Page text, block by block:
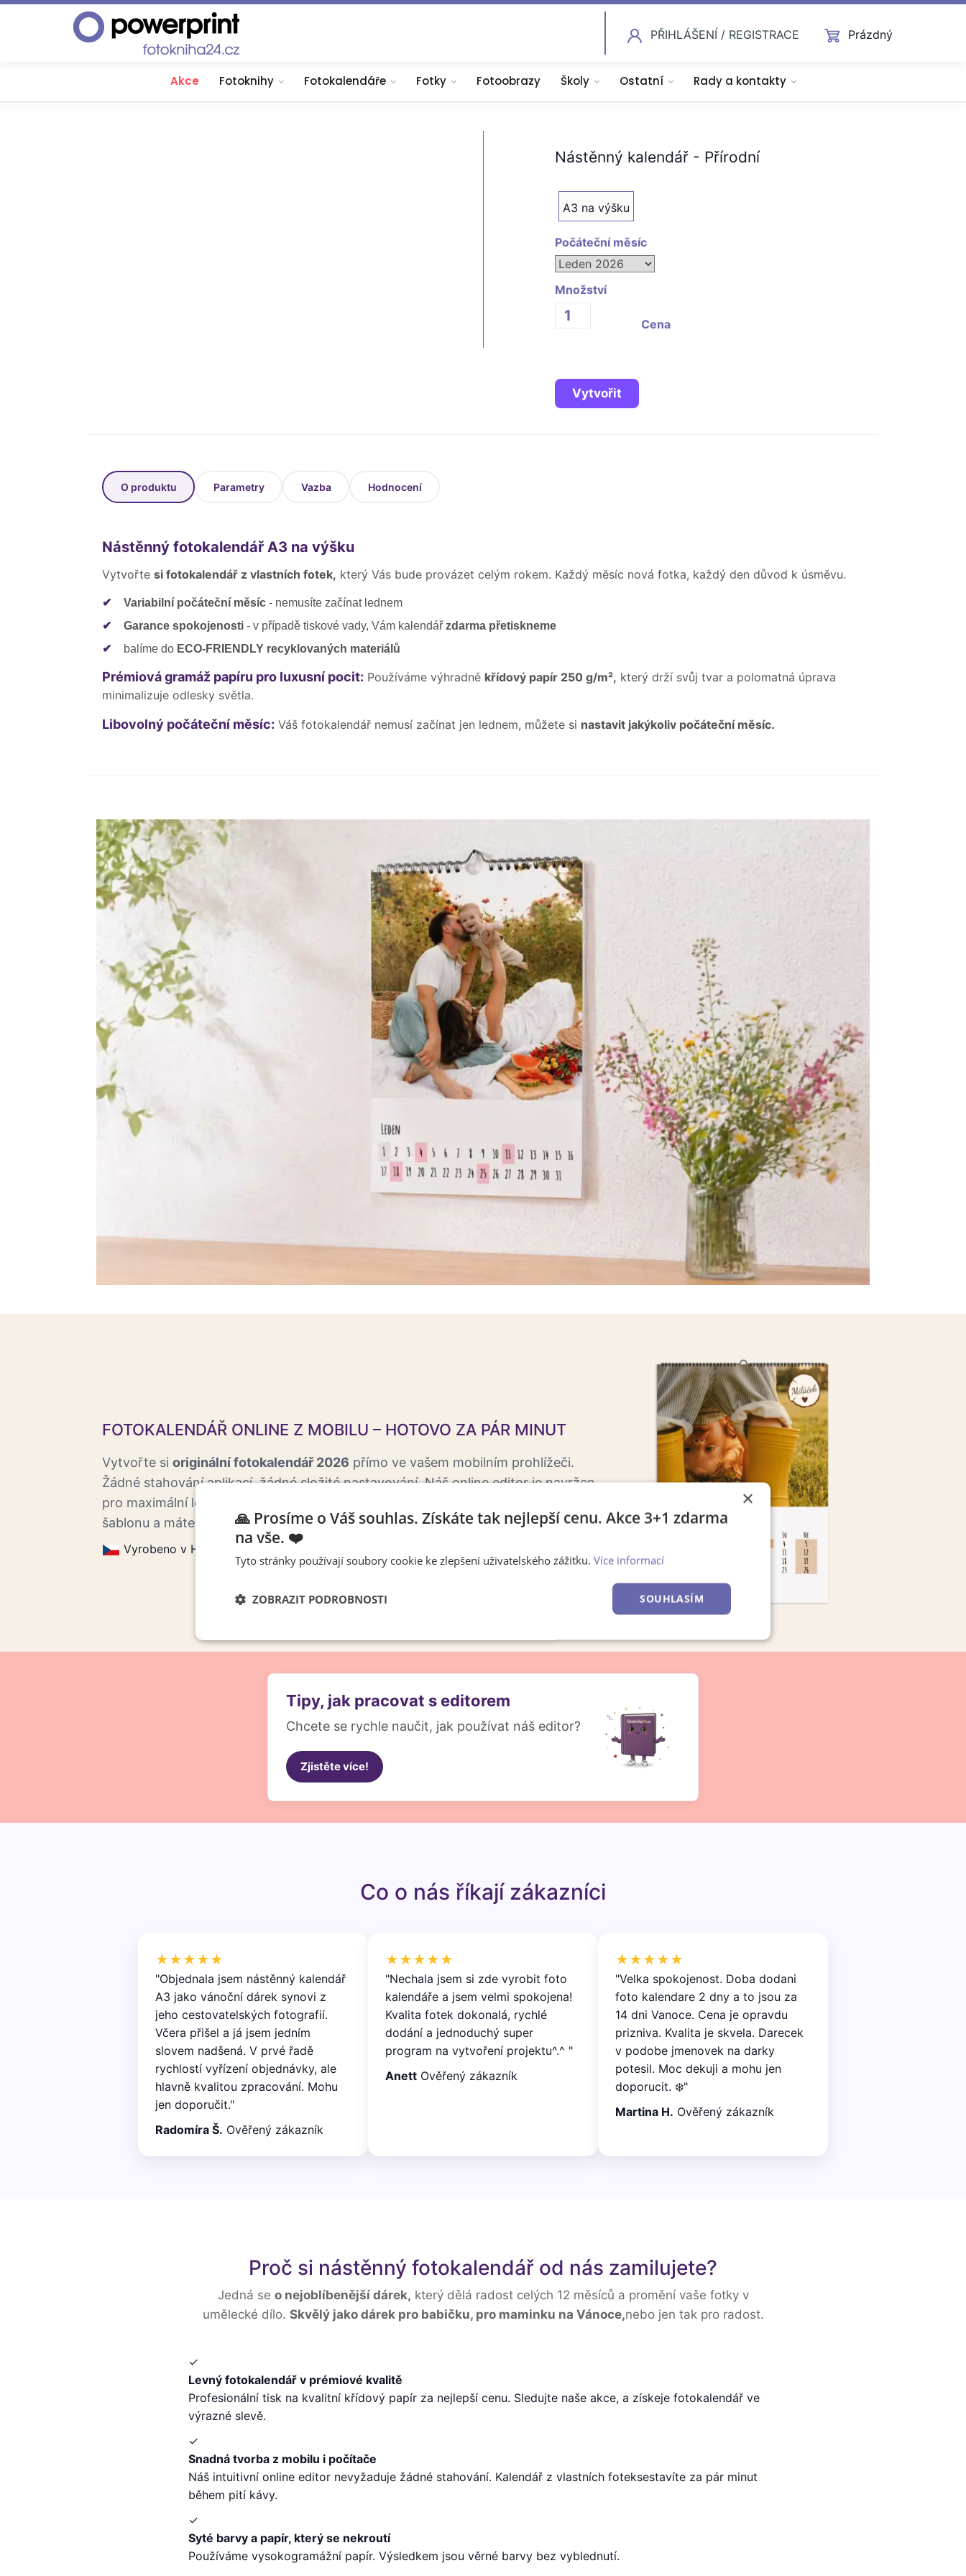
PŘIHLÁŠENÍ / REGISTRACE Prázdný
Akce Fotoknihy Fotokalendáře Fotky Fotoobrazy Školy Ostatní Rady a kontakty
Nástěnný kalendář - Přírodní
A3 na výšku
Počáteční měsíc
Množství
Cena
Vytvořit
O produktu Parametry Vazba Hodnocení
Nástěnný fotokalendář A3 na výšku
Vytvořte si fotokalendář z vlastních fotek, který Vás bude provázet celým rokem. Každý měsíc nová fotka, každý den důvod k úsměvu.
✔ Variabilní počáteční měsíc - nemusíte začínat lednem
✔
Garance spokojenosti - v případě tiskové vady, Vám kalendář zdarma přetiskneme
✔
balíme do ECO-FRIENDLY recyklovaných materiálů
Prémiová gramáž papíru pro luxusní pocit: Používáme výhradně křídový papír 250 g/m², který drží svůj tvar a polomatná úprava
minimalizuje odlesky světla.
Libovolný počáteční měsíc: Váš fotokalendář nemusí začínat jen lednem, můžete si nastavit jakýkoliv počáteční měsíc.
FOTOKALENDÁŘ ONLINE Z MOBILU – HOTOVO ZA PÁR MINUT
Vytvořte si originální fotokalendář 2026 přímo ve vašem mobilním prohlížeči.
Žádné stahování aplikací, žádné složité nastavování. Náš online editor je navržen
pro maximální lehkost a rychlost – stačí nahrát
šablonu a máte hotovo.
Vyrobeno v Horoměřicích. Eco friendly
Tipy, jak pracovat s editorem
Chcete se rychle naučit, jak používat náš editor?
Zjistěte více!
Co o nás říkají zákazníci
★★★★★
"Objednala jsem nástěnný kalendář
A3 jako vánoční dárek synovi z
jeho cestovatelských fotografií.
Včera přišel a já jsem jedním
slovem nadšená. V prvé řadě
rychlostí vyřízení objednávky, ale
hlavně kvalitou zpracování. Mohu
jen doporučit."
Radomíra Š. Ověřený zákazník
★★★★★
"Nechala jsem si zde vyrobit foto
kalendáře a jsem velmi spokojena!
Kvalita fotek dokonalá, rychlé
dodání a jednoduchý super
program na vytvoření projektu^.^ "
Anett Ověřený zákazník
★★★★★
"Velka spokojenost. Doba dodani
foto kalendare 2 dny a to jsou za
14 dni Vanoce. Cena je opravdu
prizniva. Kvalita je skvela. Darecek
v podobe jmenovek na darky
potesil. Moc dekuji a mohu jen
doporucit. ❄️"
Martina H. Ověřený zákazník
Proč si nástěnný fotokalendář od nás zamilujete?
Jedná se o nejoblíbenější dárek, který dělá radost celých 12 měsíců a promění vaše fotky v
umělecké dílo. Skvělý jako dárek pro babičku, pro maminku na Vánoce,nebo jen tak pro radost.
✓
Levný fotokalendář v prémiové kvalitě
Profesionální tisk na kvalitní křídový papír za nejlepší cenu. Sledujte naše akce, a získeje fotokalendář ve
výrazné slevě.
✓
Snadná tvorba z mobilu i počítače
Náš intuitivní online editor nevyžaduje žádné stahování. Kalendář z vlastních foteksestavíte za pár minut
během pití kávy.
✓
Syté barvy a papír, který se nekroutí
Používáme vysokogramážní papír. Výsledkem jsou věrné barvy bez vyblednutí.
×
🙏 Prosíme o Váš souhlas. Získáte tak nejlepší cenu. Akce 3+1 zdarma
na vše. ❤️
Tyto stránky používají soubory cookie ke zlepšení uživatelského zážitku. Více informací
SOUHLASÍM
ZOBRAZIT PODROBNOSTI
Nezbytně nutné
soubory
Výkonové
soubory
Soubory cílení Funkční soubory
Nezařazené
soubory